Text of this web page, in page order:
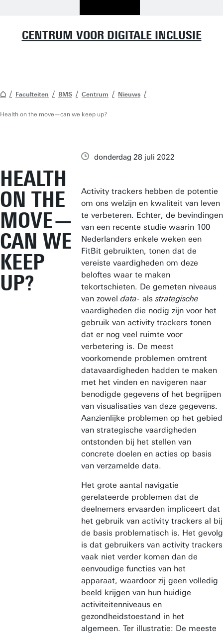
CENTRUM VOOR DIGITALE INCLUSIE
Faculteiten BMS Centrum Nieuws
Health on the move—can we keep up?
HEALTH
ON THE
MOVE—
CAN WE
KEEP
UP?
donderdag 28 juli 2022
Activity trackers hebben de potentie
om ons welzijn en kwaliteit van leven
te verbeteren. Echter, de bevindingen
van een recente studie waarin 100
Nederlanders enkele weken een
FitBit gebruikten, tonen dat de
vereiste vaardigheden om deze
beloftes waar te maken
tekortschieten. De gemeten niveaus
van zowel data- alsstrategische
vaardigheden die nodig zijn voor het
gebruik van activity trackers tonen
dat er nog veel ruimte voor
verbetering is. De meest
voorkomende problemen omtrent
datavaardigheden hadden te maken
met het vinden en navigeren naar
benodigde gegevens of het begrijpen
van visualisaties van deze gegevens.
Aanzienlijke problemen op het gebied
van strategische vaardigheden
ontstonden bij het stellen van
concrete doelen en acties op basis
van verzamelde data.
Het grote aantal navigatie
gerelateerde problemen dat de
deelnemers ervaarden impliceert dat
het gebruik van activity trackers al bij
de basis problematisch is. Het gevolg
is dat gebruikers van activity trackers
vaak niet verder komen dan de
eenvoudige functies van het
apparaat, waardoor zij geen volledig
beeld krijgen van hun huidige
activiteitenniveaus en
gezondheidstoestand in het
algemeen. Ter illustratie: De meeste